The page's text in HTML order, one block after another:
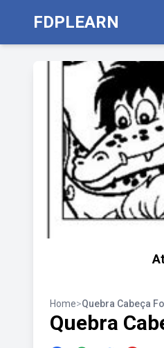
FDPLEARN
Home>Quebra Cabeça
Quebra